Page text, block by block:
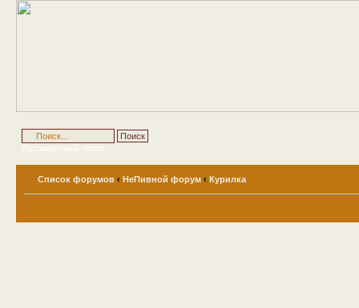
Расширенный поиск
Список форумов ‹ НеПивной форум ‹ Курилка